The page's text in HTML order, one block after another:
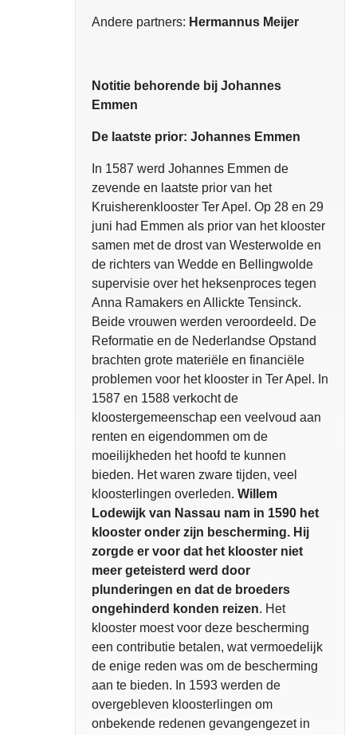
Andere partners: Hermannus Meijer
Notitie behorende bij Johannes
Emmen
De laatste prior: Johannes Emmen
In 1587 werd Johannes Emmen de
zevende en laatste prior van het
Kruisherenklooster Ter Apel. Op 28 en 29
juni had Emmen als prior van het klooster
samen met de drost van Westerwolde en
de richters van Wedde en Bellingwolde
supervisie over het heksenproces tegen
Anna Ramakers en Allickte Tensinck.
Beide vrouwen werden veroordeeld. De
Reformatie en de Nederlandse Opstand
brachten grote materiële en financiële
problemen voor het klooster in Ter Apel. In
1587 en 1588 verkocht de
kloostergemeenschap een veelvoud aan
renten en eigendommen om de
moeilijkheden het hoofd te kunnen
bieden. Het waren zware tijden, veel
kloosterlingen overleden. Willem
Lodewijk van Nassau nam in 1590 het
klooster onder zijn bescherming. Hij
zorgde er voor dat het klooster niet
meer geteisterd werd door
plunderingen en dat de broeders
ongehinderd konden reizen. Het
klooster moest voor deze bescherming
een contributie betalen, wat vermoedelijk
de enige reden was om de bescherming
aan te bieden. In 1593 werden de
overgebleven kloosterlingen om
onbekende redenen gevangengezet in